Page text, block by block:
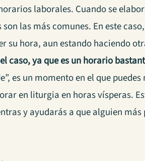
laborales. Cuando se
las más comunes. En este
su hora, aun estando haciendo
caso, ya que es un horario
es un momento en el que
en liturgia en horas vísperas.
y ayudarás a que alguien más